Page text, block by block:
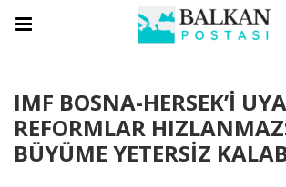
IMF BOSNA-HERSEK’İ
REFORMLAR
BÜYÜME YETERSİZ